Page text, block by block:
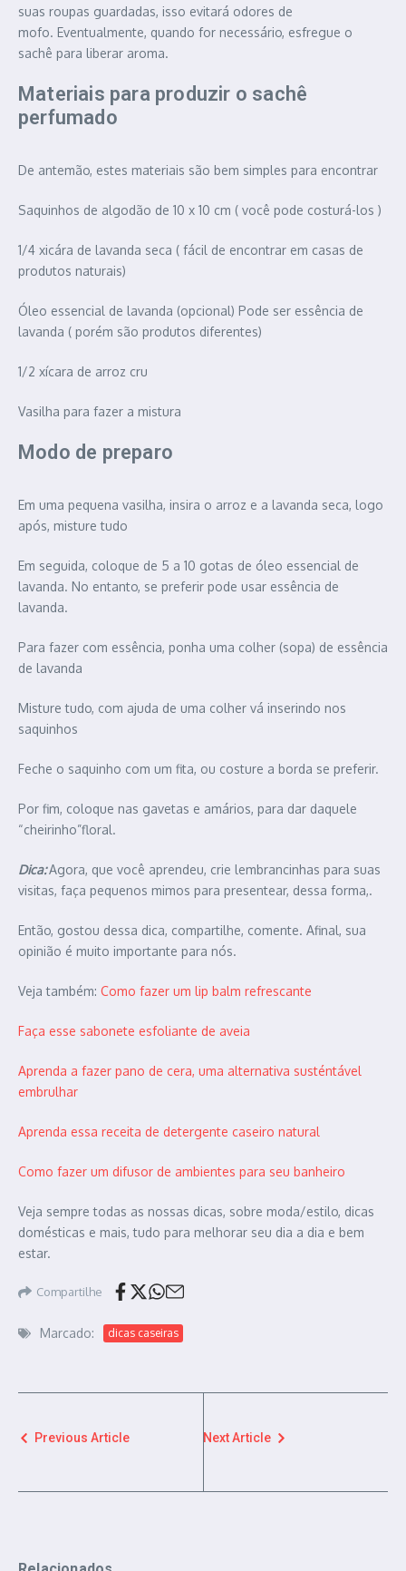
suas roupas guardadas, isso evitará odores de
mofo. Eventualmente, quando for necessário, esfregue o
sachê para liberar aroma.
Materiais para produzir o sachê
perfumado
De antemão, estes materiais são bem simples para encontrar
Saquinhos de algodão de 10 x 10 cm ( você pode costurá-los )
1/4 xicára de lavanda seca ( fácil de encontrar em casas de
produtos naturais)
Óleo essencial de lavanda (opcional) Pode ser essência de
lavanda ( porém são produtos diferentes)
1/2 xícara de arroz cru
Vasilha para fazer a mistura
Modo de preparo
Em uma pequena vasilha, insira o arroz e a lavanda seca, logo
após, misture tudo
Em seguida, coloque de 5 a 10 gotas de óleo essencial de
lavanda. No entanto, se preferir pode usar essência de
lavanda.
Para fazer com essência, ponha uma colher (sopa) de essência
de lavanda
Misture tudo, com ajuda de uma colher vá inserindo nos
saquinhos
Feche o saquinho com um fita, ou costure a borda se preferir.
Por fim, coloque nas gavetas e amários, para dar daquele
“cheirinho”floral.
Dica:Agora, que você aprendeu, crie lembrancinhas para suas
visitas, faça pequenos mimos para presentear, dessa forma,.
Então, gostou dessa dica, compartilhe, comente. Afinal, sua
opinião é muito importante para nós.
Veja também: Como fazer um lip balm refrescante
Faça esse sabonete esfoliante de aveia
Aprenda a fazer pano de cera, uma alternativa susténtável
embrulhar
Aprenda essa receita de detergente caseiro natural
Como fazer um difusor de ambientes para seu banheiro
Veja sempre todas as nossas dicas, sobre moda/estilo, dicas
domésticas e mais, tudo para melhorar seu dia a dia e bem
estar.
Compartilhe
Marcado: dicas caseiras
Previous Article Next Article